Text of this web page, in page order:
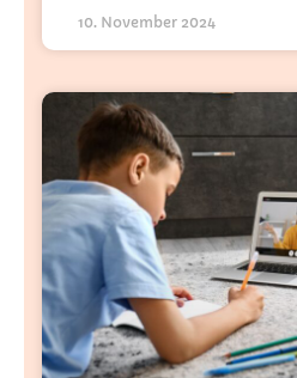
10. November 2024